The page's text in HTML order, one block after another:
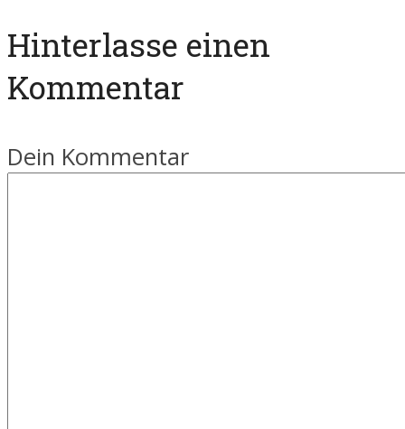
Hinterlasse einen
Kommentar
Dein Kommentar